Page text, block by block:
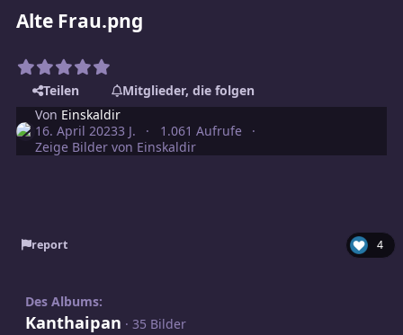
Alte Frau.png
Teilen
Mitglieder, die folgen
Von Einskaldir
16. April 20233 J.
1.061 Aufrufe
Zeige Bilder von Einskaldir
report 4
Des Albums:
Kanthaipan · 35 Bilder